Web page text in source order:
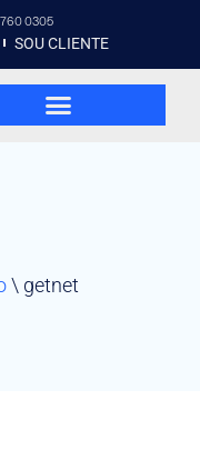
760 0305
SOU CLIENTE
\ getnet